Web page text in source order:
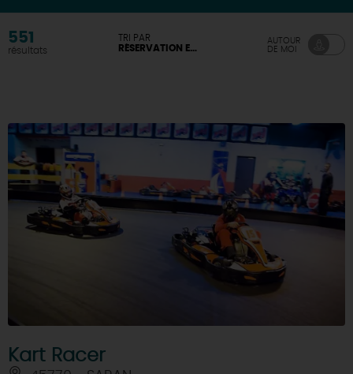
551
résultats
TRI PAR
RÉSERVATION EN LIGNE DISPONIBLE
AUTOUR
DE MOI
Kart Racer